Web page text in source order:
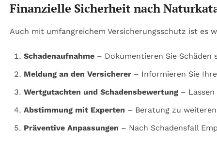
Finanzielle Sicherheit nach
Auch mit umfangreichem Versicherungsschutz ist es
Schadenaufnahme– Dokumentieren Sie Schäden
Meldung an den Versicherer– Informieren Sie
Wertgutachten und Schadensbewertung– Lassen
Abstimmung mit Experten – Beratung zu
Präventive Anpassungen – Nach Schadensfall